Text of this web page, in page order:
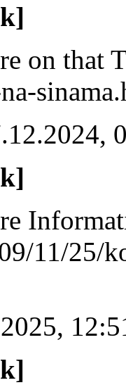
on that
11/25/